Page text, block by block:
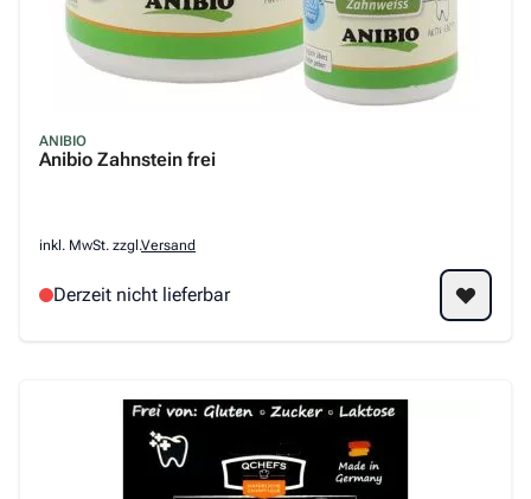
ANIBIO
Anibio Zahnstein frei
inkl. MwSt. zzgl.Versand
Derzeit nicht lieferbar